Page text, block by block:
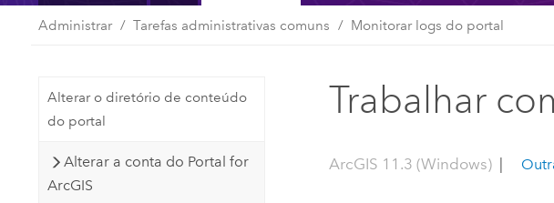
Administrar Tarefas administrativas comuns Monitorar logs do portal
Alterar o diretório de conteúdo
do portal
Alterar a conta do Portal for
ArcGIS
Trabalhar
ArcGIS 11.3 (Windows) |